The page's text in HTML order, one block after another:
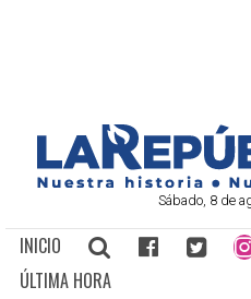
Sábado, 8 de
INICIO
ÚLTIMA HORA